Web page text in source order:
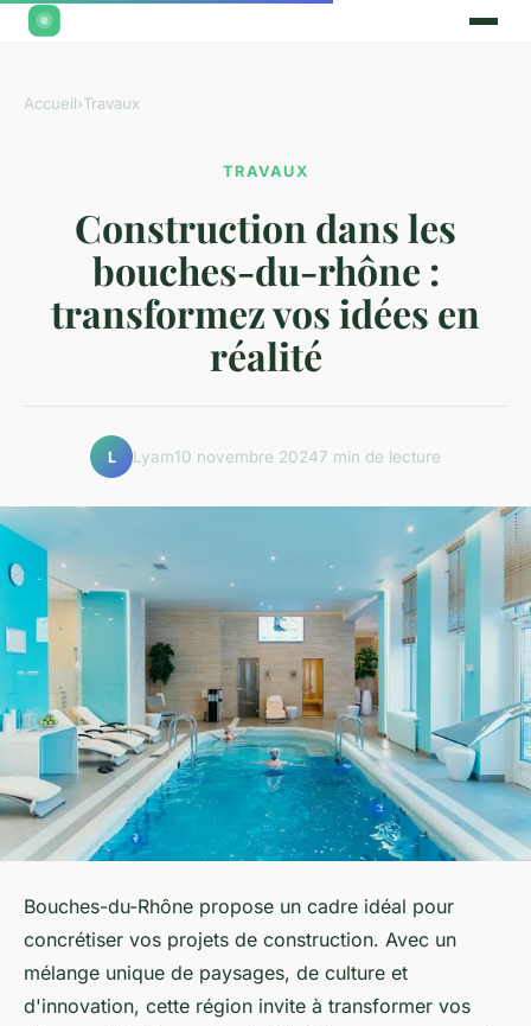
Accueil›Travaux
TRAVAUX
Construction dans les
bouches-du-rhône :
transformez vos idées en
réalité
L Lyam10 novembre 20247 min de lecture
Bouches-du-Rhône propose un cadre idéal pour
concrétiser vos projets de construction. Avec un
mélange unique de paysages, de culture et
d'innovation, cette région invite à transformer vos